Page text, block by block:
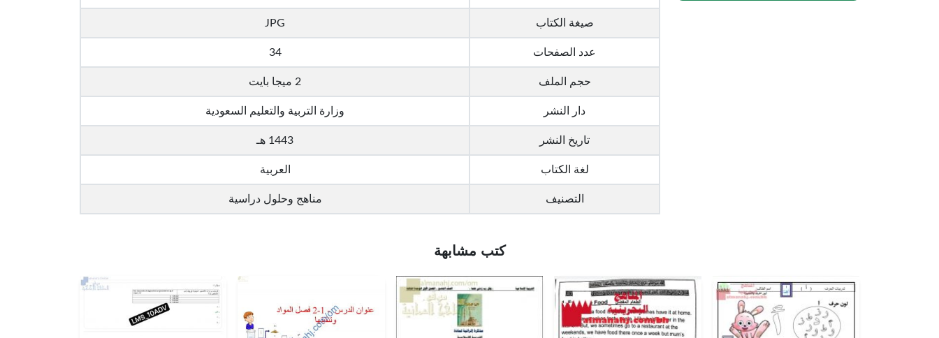
صيغة الكتاب JPG
عدد الصفحات 34
حجم الملف 2 ميجا بايت
دار النشر وزارة التربية والتعليم السعودية
تاريخ النشر 1443 هـ
لغة الكتاب العربية
التصنيف مناهج وحلول دراسية
كتب مشابهة